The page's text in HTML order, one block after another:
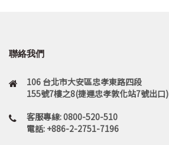
聯絡我們
106 台北市大安區忠孝東路四段
155號7樓之8(捷運忠孝敦化站7號出口)
客服專線: 0800-520-510
電話: +886-2-2751-7196